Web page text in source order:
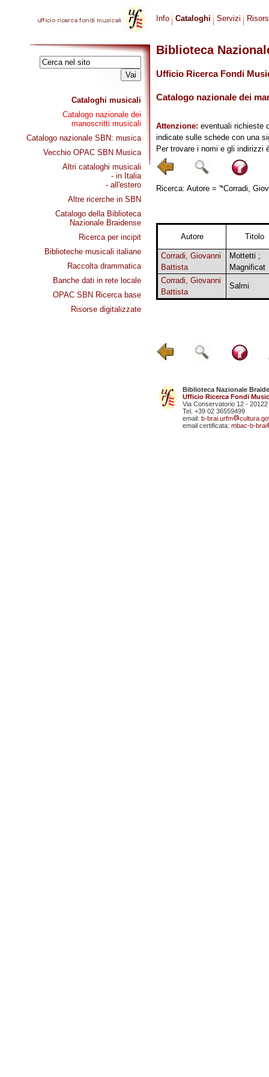
Cataloghi musicali
Catalogo nazionale dei
manoscritti musicali
Catalogo nazionale SBN: musica
Vecchio OPAC SBN Musica
Altri cataloghi musicali
- in Italia
- all'estero
Altre ricerche in SBN
Catalogo della Biblioteca
Nazionale Braidense
Ricerca per incipit
Biblioteche musicali italiane
Raccolta drammatica
Banche dati in rete locale
OPAC SBN Ricerca base
Risorse digitalizzate
Info Cataloghi Servizi
Biblioteca
Ufficio Ricerca Fondi
Catalogo nazionale dei
Attenzione: eventuali richieste
indicate sulle schede con una
Per trovare i nomi e gli indirizzi
Ricerca: Autore = '*Corradi,
Autore Titolo
Corradi, Giovanni
Battista
Mottetti ;
Magnificat
Corradi, Giovanni
Battista
Salmi
Biblioteca Nazionale
Ufficio Ricerca Fondi
Via Conservatorio 12 - 20122
Tel. +39 02 36559499
email: b-brai.urfm
email certificata: mbac-b-brai